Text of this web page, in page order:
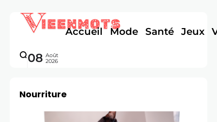
Accueil Mode Santé Jeux
08 Août
2026
Nourriture